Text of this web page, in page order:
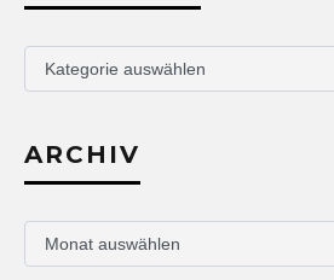
Übersicht
ARCHIV
Archiv